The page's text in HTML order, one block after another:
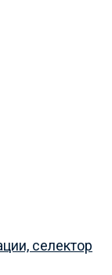
селектор